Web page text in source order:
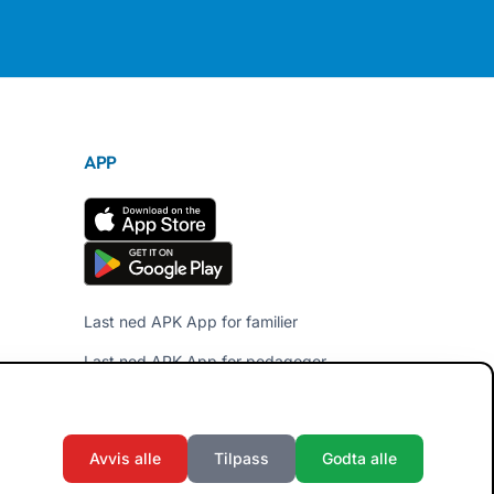
APP
Last ned APK App for familier
Last ned APK App for pedagoger
Avvis alle Tilpass Godta alle